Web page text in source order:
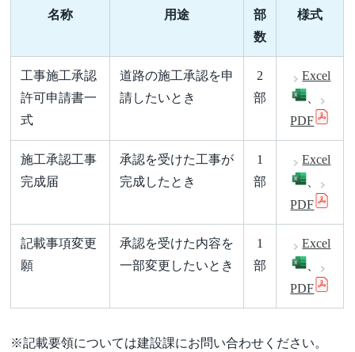
名称 用途
部
数
様式
工事施工承認
許可申請書一
式
道路の施工承認を申
請したいとき
2
部
Excel
PDF
施工承認工事
完成届
承認を受けた工事が
完成したとき
1
部
Excel
PDF
記載事項変更
願
承認を受けた内容を
一部変更したいとき
1
部
Excel
PDF
※記載要領については建設課にお問い合わせください。